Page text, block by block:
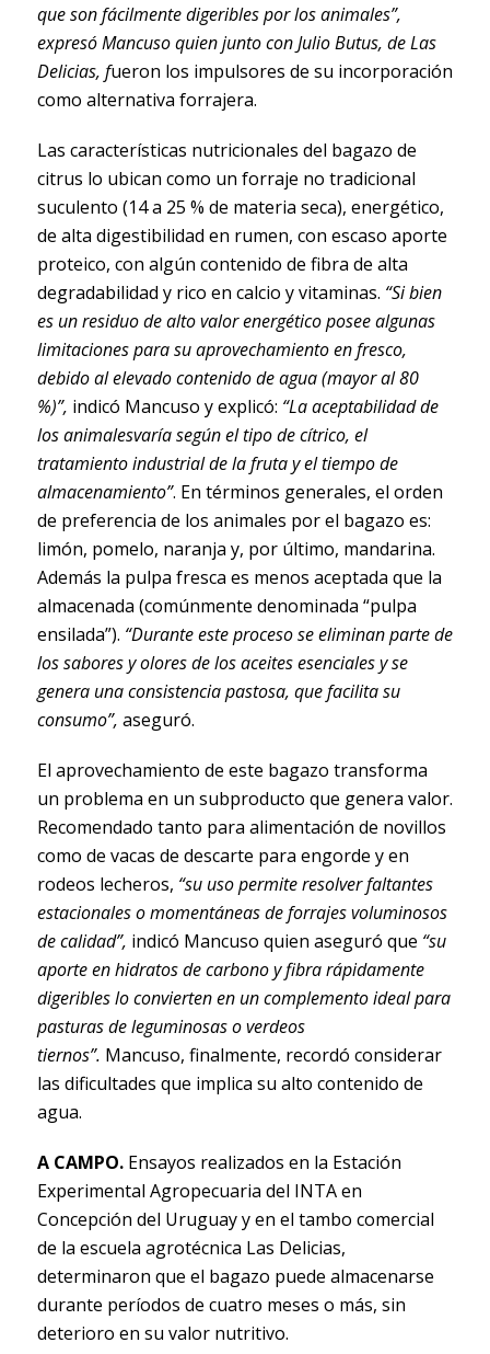
que son fácilmente digeribles por los animales”,
expresó Mancuso quien junto con Julio Butus, de Las
Delicias, fueron los impulsores de su incorporación
como alternativa forrajera.
Las características nutricionales del bagazo de
citrus lo ubican como un forraje no tradicional
suculento (14 a 25 % de materia seca), energético,
de alta digestibilidad en rumen, con escaso aporte
proteico, con algún contenido de fibra de alta
degradabilidad y rico en calcio y vitaminas. “Si bien
es un residuo de alto valor energético posee algunas
limitaciones para su aprovechamiento en fresco,
debido al elevado contenido de agua (mayor al 80
%)”, indicó Mancuso y explicó: “La aceptabilidad de
los animalesvaría según el tipo de cítrico, el
tratamiento industrial de la fruta y el tiempo de
almacenamiento”. En términos generales, el orden
de preferencia de los animales por el bagazo es:
limón, pomelo, naranja y, por último, mandarina.
Además la pulpa fresca es menos aceptada que la
almacenada (comúnmente denominada “pulpa
ensilada”). “Durante este proceso se eliminan parte de
los sabores y olores de los aceites esenciales y se
genera una consistencia pastosa, que facilita su
consumo”, aseguró.
El aprovechamiento de este bagazo transforma
un problema en un subproducto que genera valor.
Recomendado tanto para alimentación de novillos
como de vacas de descarte para engorde y en
rodeos lecheros, “su uso permite resolver faltantes
estacionales o momentáneas de forrajes voluminosos
de calidad”, indicó Mancuso quien aseguró que “su
aporte en hidratos de carbono y fibra rápidamente
digeribles lo convierten en un complemento ideal para
pasturas de leguminosas o verdeos
tiernos”. Mancuso, finalmente, recordó considerar
las dificultades que implica su alto contenido de
agua.
A CAMPO.Ensayos realizados en la Estación
Experimental Agropecuaria del INTA en
Concepción del Uruguay y en el tambo comercial
de la escuela agrotécnica Las Delicias,
determinaron que el bagazo puede almacenarse
durante períodos de cuatro meses o más, sin
deterioro en su valor nutritivo.